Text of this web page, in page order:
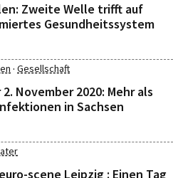
Zweite Welle trifft auf
Gesundheitssystem
· Gesellschaft
November 2020: Mehr als
in Sachsen
scene Leipzig : Einen Tag